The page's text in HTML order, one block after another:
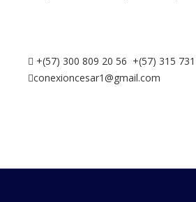
+(57) 300 809 20 56 +(57) 315
conexioncesar1@gmail.com